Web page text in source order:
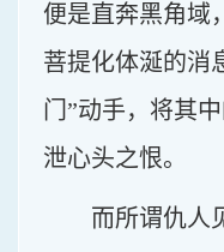
便是直奔黑角域
菩提化体涎的消
门”动手，将其
泄心头之恨。
而所谓仇人